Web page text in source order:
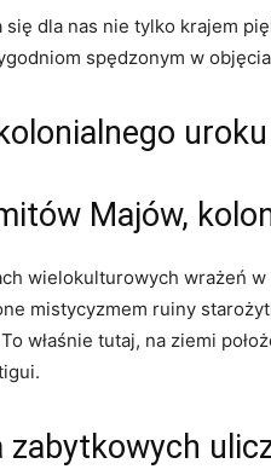
się dla nas nie tylko krajem
spędzonym w
Majów,
wielokulturowych wrażeń
mistycyzmem ruiny
właśnie tutaj, na ziemi
zabytkowych